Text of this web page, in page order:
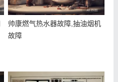
帅康燃气热水器故障,抽油烟机
故障